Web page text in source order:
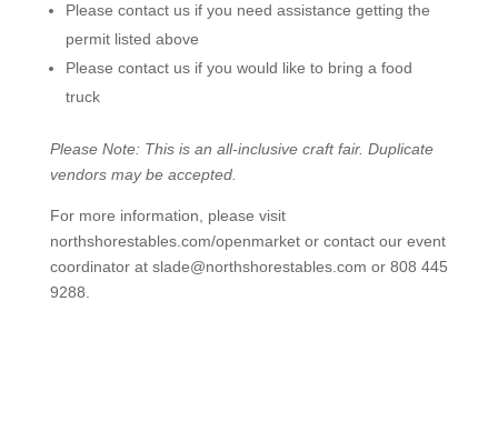
Please contact us if you need assistance getting the
permit listed above
Please contact us if you would like to bring a food
truck
Please Note: This is an all-inclusive craft fair. Duplicate
vendors may be accepted.
For more information, please visit
northshorestables.com/openmarket or contact our event
coordinator at slade@northshorestables.com or 808 445
9288.